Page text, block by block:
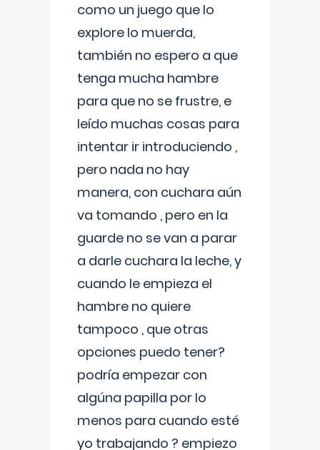
como un juego que lo
explore lo muerda,
también no espero a que
tenga mucha hambre
para que no se frustre, e
leído muchas cosas para
intentar ir introduciendo ,
pero nada no hay
manera, con cuchara aún
va tomando , pero en la
guarde no se van a parar
a darle cuchara la leche, y
cuando le empieza el
hambre no quiere
tampoco , que otras
opciones puedo tener?
podría empezar con
algúna papilla por lo
menos para cuando esté
yo trabajando ? empiezo